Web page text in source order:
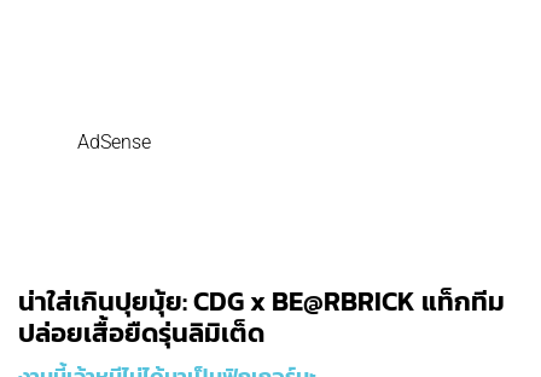
AdSense
น่าใส่เกินปุยมุ้ย: CDG x BE@RBRICK แท็กทีม
ปล่อยเสื้อยืดรุ่นลิมิเต็ด